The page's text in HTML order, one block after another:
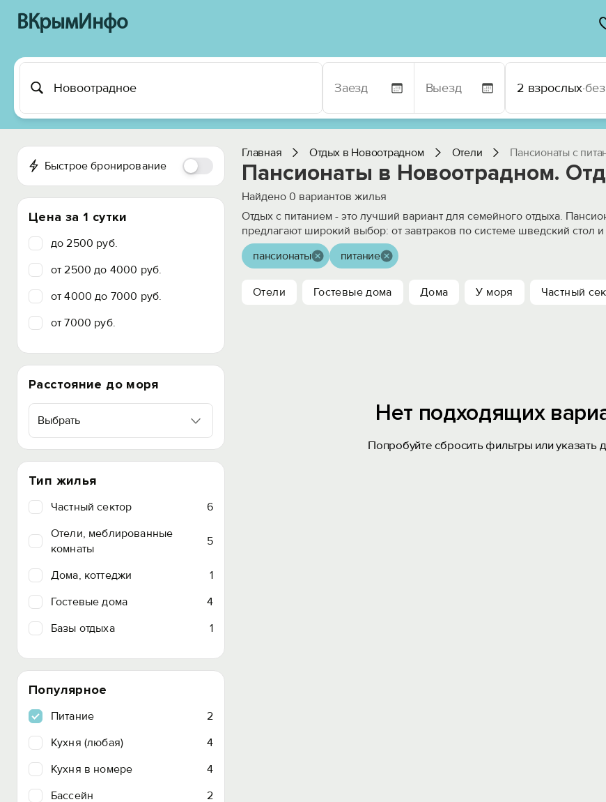
ВКрымИнфо
2 взрослых·
Быстрое бронирование
Цена за 1 сутки
до 2500 руб.
от 2500 до 4000 руб.
от 4000 до 7000 руб.
от 7000 руб.
Расстояние до моря
Выбрать
Тип жилья
Частный сектор
6
Отели, меблированные
комнаты
5
Дома, коттеджи
1
Гостевые дома
4
Базы отдыха
1
Популярное
Питание
2
Кухня (любая)
4
Кухня в номере
4
Бассейн
2
Главная Отдых в Новоотрадном Отели Пансионаты с
Пансионаты в Новоотрадном.
Найдено 0 вариантов жилья
Отдых с питанием - это лучший вариант для семейного отдыха.
предлагают широкий выбор: от завтраков по системе шведский стол
пансионаты питание
Отели Гостевые дома Дома У моря Частный
Нет подходящих
Попробуйте сбросить фильтры или указать